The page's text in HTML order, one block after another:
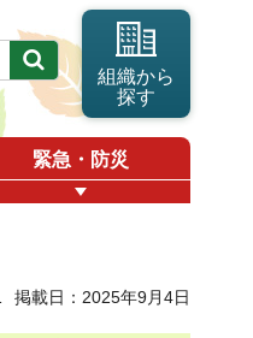
組織から
探す
緊急・防災
掲載日：2025年9月4日